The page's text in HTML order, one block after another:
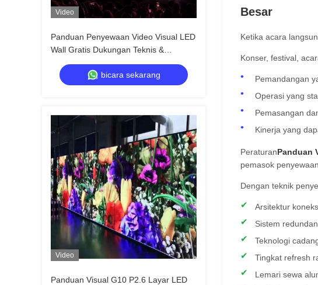
Video
Panduan Penyewaan Video Visual LED
Wall Gratis Dukungan Teknis &
Pengiriman Global
bicara sekarang
Video
Panduan Visual G10 P2.6 Layar LED
Besar
Ketika acara
Konser, festival,
Pemandangan
Operasi yang
Pemasangan
Kinerja yang
PeraturanPanduan
pemasok
Dengan teknik
Arsitektur
Sistem
Teknologi
Tingkat refresh
Lemari sewa